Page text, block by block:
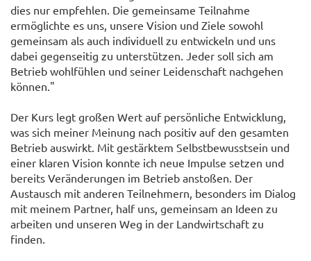
dies nur empfehlen. Die gemeinsame Teilnahme
ermöglichte es uns, unsere Vision und Ziele sowohl
gemeinsam als auch individuell zu entwickeln und uns
dabei gegenseitig zu unterstützen. Jeder soll sich am
Betrieb wohlfühlen und seiner Leidenschaft nachgehen
können."
Der Kurs legt großen Wert auf persönliche Entwicklung,
was sich meiner Meinung nach positiv auf den gesamten
Betrieb auswirkt. Mit gestärktem Selbstbewusstsein und
einer klaren Vision konnte ich neue Impulse setzen und
bereits Veränderungen im Betrieb anstoßen. Der
Austausch mit anderen Teilnehmern, besonders im Dialog
mit meinem Partner, half uns, gemeinsam an Ideen zu
arbeiten und unseren Weg in der Landwirtschaft zu
finden.